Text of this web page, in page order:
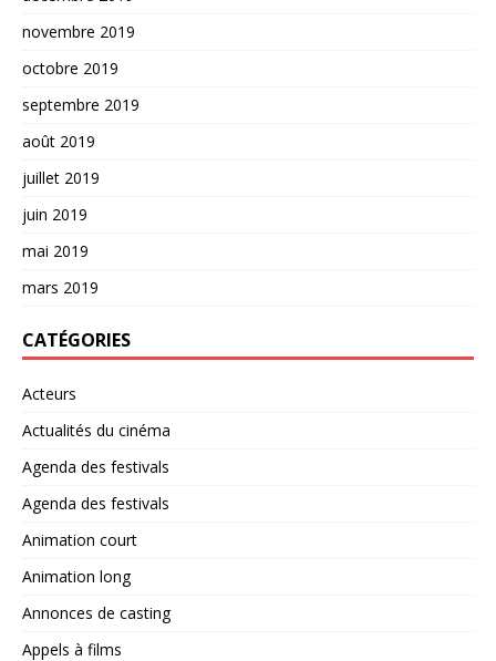
novembre 2019
octobre 2019
septembre 2019
août 2019
juillet 2019
juin 2019
mai 2019
mars 2019
CATÉGORIES
Acteurs
Actualités du cinéma
Agenda des festivals
Agenda des festivals
Animation court
Animation long
Annonces de casting
Appels à films